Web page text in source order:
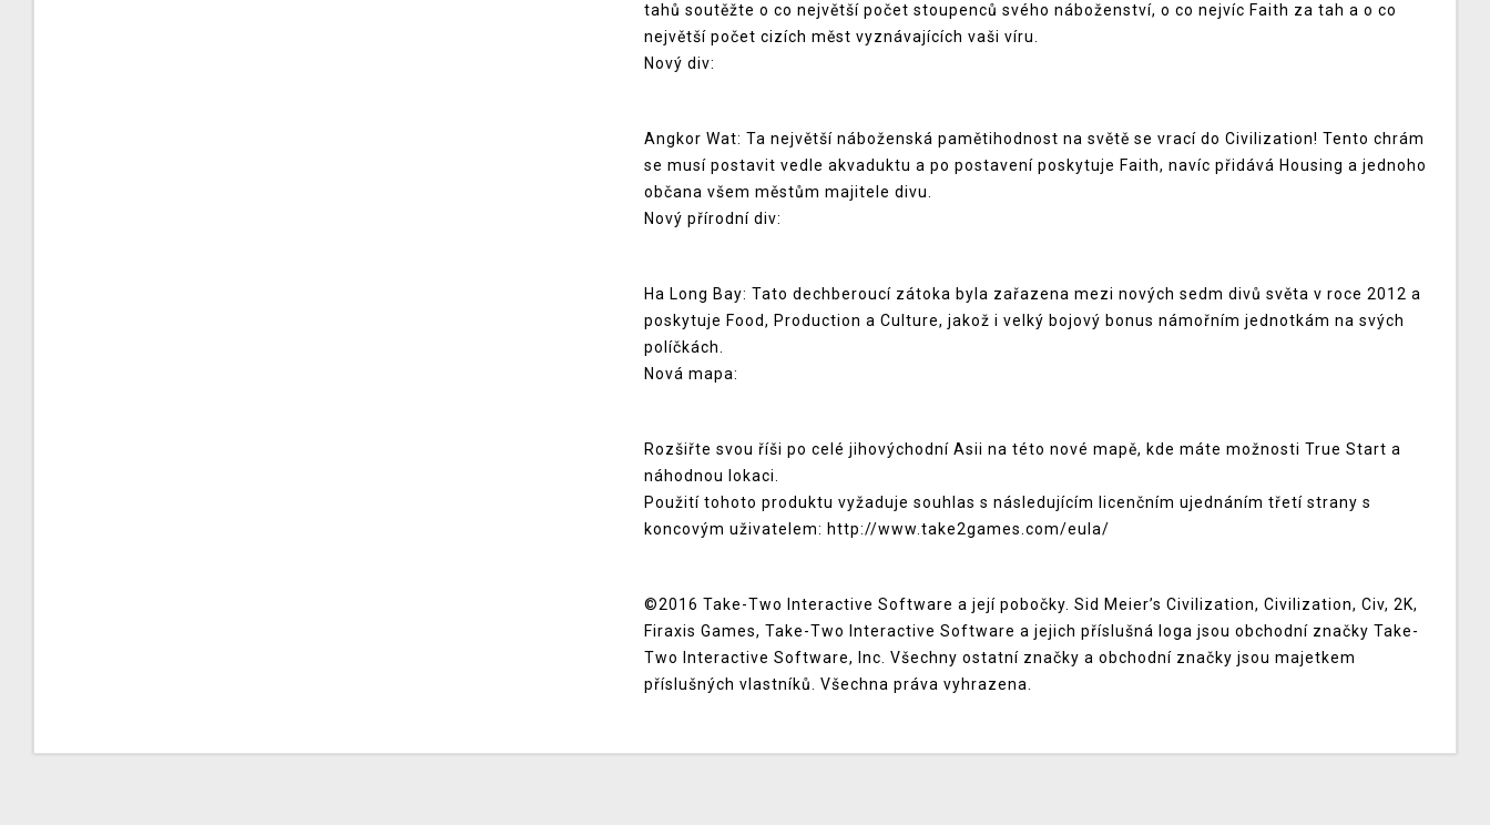
tahů soutěžte o co největší počet stoupenců svého náboženství, o co nejvíc Faith za tah a o co
největší počet cizích měst vyznávajících vaši víru.
Nový div:
Angkor Wat: Ta největší náboženská pamětihodnost na světě se vrací do Civilization! Tento chrám
se musí postavit vedle akvaduktu a po postavení poskytuje Faith, navíc přidává Housing a jednoho
občana všem městům majitele divu.
Nový přírodní div:
Ha Long Bay: Tato dechberoucí zátoka byla zařazena mezi nových sedm divů světa v roce 2012 a
poskytuje Food, Production a Culture, jakož i velký bojový bonus námořním jednotkám na svých
políčkách.
Nová mapa:
Rozšiřte svou říši po celé jihovýchodní Asii na této nové mapě, kde máte možnosti True Start a
náhodnou lokaci.
Použití tohoto produktu vyžaduje souhlas s následujícím licenčním ujednáním třetí strany s
koncovým uživatelem: http://www.take2games.com/eula/
©2016 Take-Two Interactive Software a její pobočky. Sid Meier’s Civilization, Civilization, Civ, 2K,
Firaxis Games, Take-Two Interactive Software a jejich příslušná loga jsou obchodní značky Take-
Two Interactive Software, Inc. Všechny ostatní značky a obchodní značky jsou majetkem
příslušných vlastníků. Všechna práva vyhrazena.